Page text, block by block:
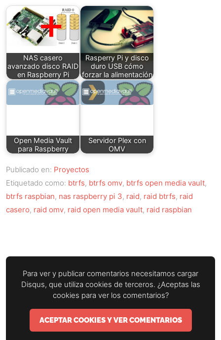
NAS casero
avanzado disco RAID
en Raspberry Pi
Rasperry Pi y disco
duro USB cómo
forzar la alimentación
Open Media Vault
para Raspberry
Servidor Plex con
OMV
Publicado en: Proyectos
Etiquetado como: btrfs, btrfs omv, btrfs open media vault,
btrfs raspbian, nas raspberry pi 3, raid, raid btrfs, raid
casero, raid omv, raid open media vault, raid raspbian
Para ver y publicar comentarios necesitamos cargar
Disqus, que utiliza cookies de terceros. ¿Aceptas las
cookies para ver los comentarios?
ACEPTAR COOKIES Y VER COMENTARIOS